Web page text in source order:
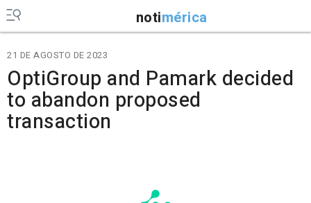
notimérica
21 DE AGOSTO DE 2023
OptiGroup and Pamark decided
to abandon proposed
transaction